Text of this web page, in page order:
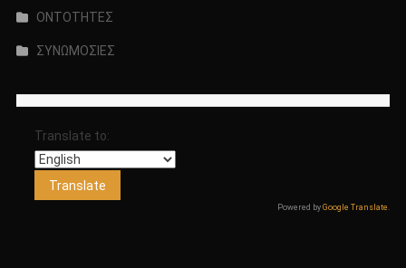
ΟΝΤΟΤΗΤΕΣ
ΣΥΝΩΜΟΣΙΕΣ
Translate to:
Powered byGoogle Translate .